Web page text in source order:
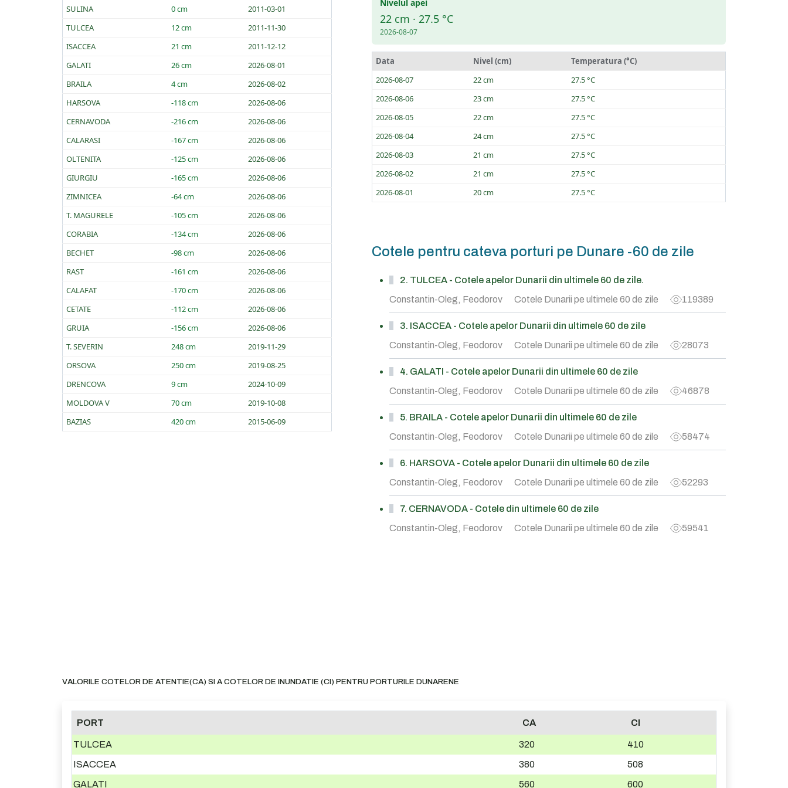
SULINA 0 cm
2011-03-01
TULCEA
12 cm
2011-11-30
ISACCEA
21 cm
2011-12-12
GALATI
26 cm
2026-08-01
BRAILA
4 cm
2026-08-02
HARSOVA
-118 cm
2026-08-06
CERNAVODA
-216 cm
2026-08-06
CALARASI
-167 cm
2026-08-06
OLTENITA
-125 cm
2026-08-06
GIURGIU
-165 cm
2026-08-06
ZIMNICEA
-64 cm
2026-08-06
T. MAGURELE
-105 cm
2026-08-06
CORABIA
-134 cm
2026-08-06
BECHET
-98 cm
2026-08-06
RAST
-161 cm
2026-08-06
CALAFAT
-170 cm
2026-08-06
CETATE
-112 cm
2026-08-06
GRUIA
-156 cm
2026-08-06
T. SEVERIN
248 cm
2019-11-29
ORSOVA
250 cm
2019-08-25
DRENCOVA
9 cm
2024-10-09
MOLDOVA V
70 cm
2019-10-08
BAZIAS
420 cm 2015-06-09
Nivelul apei
22 cm · 27.5 °C
2026-08-07
Data Nivel (cm)
Temperatura (°C)
2026-08-07
22 cm
27.5 °C
2026-08-06
23 cm
27.5 °C
2026-08-05
22 cm
27.5 °C
2026-08-04
24 cm
27.5 °C
2026-08-03
21 cm
27.5 °C
2026-08-02
21 cm
27.5 °C
2026-08-01
20 cm 27.5 °C
Cotele pentru cateva porturi pe Dunare -60 de zile
2. TULCEA - Cotele apelor Dunarii din ultimele 60 de zile.
Constantin-Oleg, Feodorov
Cotele Dunarii pe ultimele 60 de zile 119389
3. ISACCEA - Cotele apelor Dunarii din ultimele 60 de zile
Constantin-Oleg, Feodorov
Cotele Dunarii pe ultimele 60 de zile 28073
4. GALATI - Cotele apelor Dunarii din ultimele 60 de zile
Constantin-Oleg, Feodorov
Cotele Dunarii pe ultimele 60 de zile 46878
5. BRAILA - Cotele apelor Dunarii din ultimele 60 de zile
Constantin-Oleg, Feodorov
Cotele Dunarii pe ultimele 60 de zile 58474
6. HARSOVA - Cotele apelor Dunarii din ultimele 60 de zile
Constantin-Oleg, Feodorov
Cotele Dunarii pe ultimele 60 de zile 52293
7. CERNAVODA - Cotele din ultimele 60 de zile
Constantin-Oleg, Feodorov
Cotele Dunarii pe ultimele 60 de zile 59541
VALORILE COTELOR DE ATENTIE(CA) SI A COTELOR DE INUNDATIE (CI) PENTRU PORTURILE DUNARENE
PORT CA CI
TULCEA 320
410
ISACCEA
380
508
GALATI
560
600